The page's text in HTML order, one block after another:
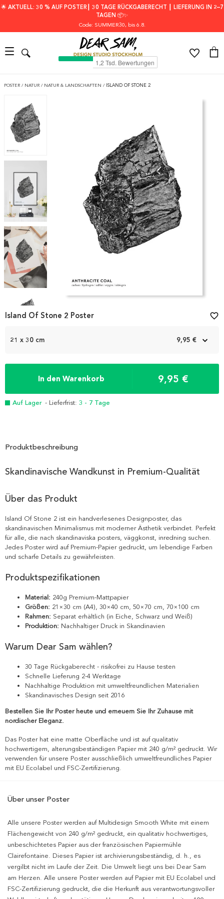
🌟 AKTUELL: 30 % AUF POSTER┃ 30 TAGE RÜCKGABERECHT ┃ LIEFERUNG IN 2–7
TAGEN 📦✨
Code: SUMMER30, bis 6.8.
POSTER / NATUR / NATUR & LANDSCHAFTEN / ISLAND OF STONE 2
1
21 x 30 cm 9,95 €
In den Warenkorb 9,95 €
Auf Lager - Lieferfrist: 3 - 7 Tage
Island Of Stone 2 Poster favorite_border
Produktbeschreibung
Skandinavische Wandkunst in Premium-Qualität
Über das Produkt
Island Of Stone 2 ist ein handverlesenes Designposter, das
skandinavischen Minimalismus mit moderner Ästhetik verbindet. Perfekt
für alle, die nach skandinaviska posters, väggkonst, inredning suchen.
Jedes Poster wird auf Premium-Papier gedruckt, um lebendige Farben
und scharfe Details zu gewährleisten.
Produktspezifikationen
Material: 240g Premium-Mattpapier
Größen: 21×30 cm (A4), 30×40 cm, 50×70 cm, 70×100 cm
Rahmen: Separat erhältlich (in Eiche, Schwarz und Weiß)
Produktion: Nachhaltiger Druck in Skandinavien
Warum Dear Sam wählen?
30 Tage Rückgaberecht - risikofrei zu Hause testen
Schnelle Lieferung 2-4 Werktage
Nachhaltige Produktion mit umweltfreundlichen Materialien
Skandinavisches Design seit 2016
Bestellen Sie Ihr Poster heute und erneuern Sie Ihr Zuhause mit
nordischer Eleganz.
Das Poster hat eine matte Oberfläche und ist auf qualitativ
hochwertigem, alterungsbeständigen Papier mit 240 g/m² gedruckt. Wir
verwenden für unsere Poster ausschließlich umweltfreundliches Papier
mit EU Ecolabel und FSC-Zertifizierung.
Über unser Poster
Alle unsere Poster werden auf Multidesign Smooth White mit einem
Flächengewicht von 240 g/m² gedruckt, ein qualitativ hochwertiges,
unbeschichtetes Papier aus der französischen Papiermühle
Clairefontaine. Dieses Papier ist archivierungsbeständig, d. h., es
vergilbt nicht im Laufe der Zeit. Die Umwelt liegt uns bei Dear Sam
am Herzen. Alle unsere Poster werden auf Papier mit EU Ecolabel und
FSC-Zertifizierung gedruckt, die die Herkunft aus verantwortungsvoller